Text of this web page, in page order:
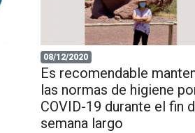
08/12/2020
Es recomendable
las normas de higiene
COVID-19 durante el fin
semana largo